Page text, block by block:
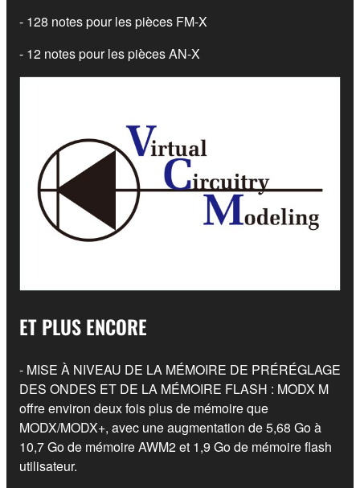
- 128 notes pour les pièces FM-X
- 12 notes pour les pièces AN-X
ET PLUS ENCORE
- MISE À NIVEAU DE LA MÉMOIRE DE PRÉRÉGLAGE
DES ONDES ET DE LA MÉMOIRE FLASH : MODX M
offre environ deux fois plus de mémoire que
MODX/MODX+, avec une augmentation de 5,68 Go à
10,7 Go de mémoire AWM2 et 1,9 Go de mémoire flash
utilisateur.